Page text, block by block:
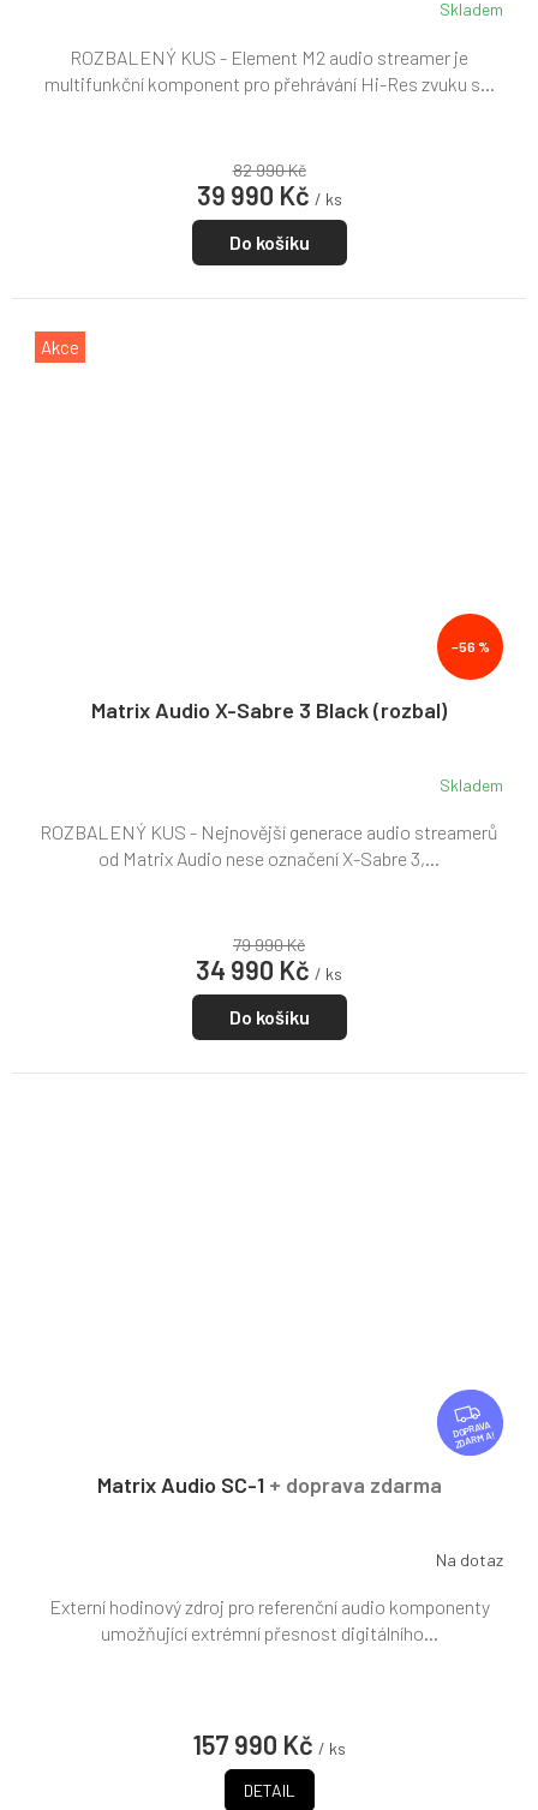
Skladem
82 990 Kč
39 990 Kč / ks
Do košíku
ROZBALENÝ KUS - Element M2 audio streamer je
multifunkční komponent pro přehrávání Hi-Res zvuku s...
Akce
–56 %
Matrix Audio X-Sabre 3 Black (rozbal)
Skladem
79 990 Kč
34 990 Kč / ks
Do košíku
ROZBALENÝ KUS - Nejnovější generace audio streamerů
od Matrix Audio nese označení X-Sabre 3,...
Z
D
A
ZDARMA
Matrix Audio SC-1 + doprava zdarma
Na dotaz
157 990 Kč / ks
DETAIL
Externí hodinový zdroj pro referenční audio komponenty
umožňující extrémní přesnost digitálního...